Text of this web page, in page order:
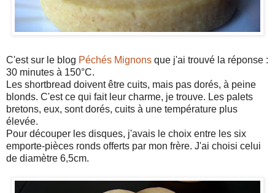
C'est sur le blog Péchés Mignons que j'ai trouvé la réponse :
30 minutes à 150°C.
Les shortbread doivent être cuits, mais pas dorés, à peine
blonds. C'est ce qui fait leur charme, je trouve. Les palets
bretons, eux, sont dorés, cuits à une température plus
élevée.
Pour découper les disques, j'avais le choix entre les six
emporte-pièces ronds offerts par mon frère. J'ai choisi celui
de diamètre 6,5cm.